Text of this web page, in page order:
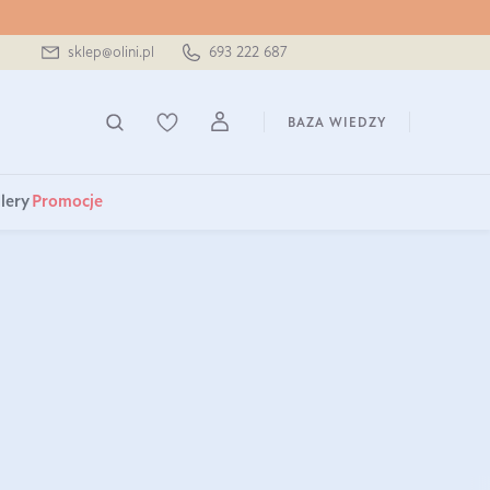
sklep@olini.pl 693 222 687
BAZA WIEDZY
Promocje